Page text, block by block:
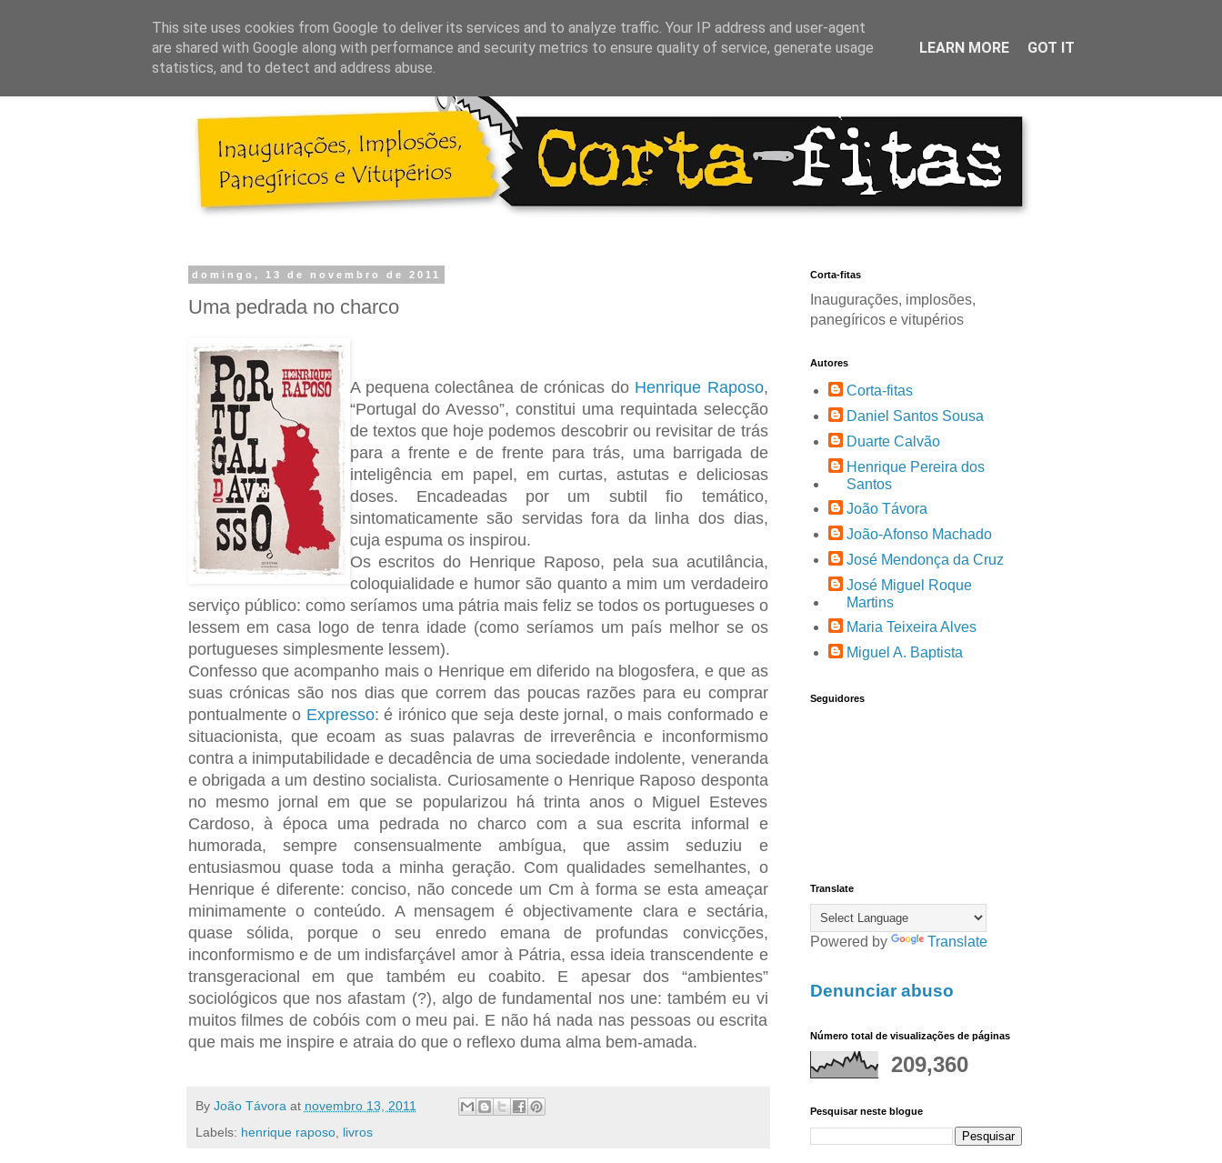
domingo, 13 de novembro de 2011
Uma pedrada no charco
A pequena colectânea de crónicas do Henrique Raposo,
“Portugal do Avesso”, constitui uma requintada selecção
de textos que hoje podemos descobrir ou revisitar de trás
para a frente e de frente para trás, uma barrigada de
inteligência em papel, em curtas, astutas e deliciosas
doses. Encadeadas por um subtil fio temático,
sintomaticamente são servidas fora da linha dos dias,
cuja espuma os inspirou.
Os escritos do Henrique Raposo, pela sua acutilância,
coloquialidade e humor são quanto a mim um verdadeiro
serviço público: como seríamos uma pátria mais feliz se todos os portugueses o
lessem em casa logo de tenra idade (como seríamos um país melhor se os
portugueses simplesmente lessem).
Confesso que acompanho mais o Henrique em diferido na blogosfera, e que as
suas crónicas são nos dias que correm das poucas razões para eu comprar
pontualmente o Expresso: é irónico que seja deste jornal, o mais conformado e
situacionista, que ecoam as suas palavras de irreverência e inconformismo
contra a inimputabilidade e decadência de uma sociedade indolente, veneranda
e obrigada a um destino socialista. Curiosamente o Henrique Raposo desponta
no mesmo jornal em que se popularizou há trinta anos o Miguel Esteves
Cardoso, à época uma pedrada no charco com a sua escrita informal e
humorada, sempre consensualmente ambígua, que assim seduziu e
entusiasmou quase toda a minha geração. Com qualidades semelhantes, o
Henrique é diferente: conciso, não concede um Cm à forma se esta ameaçar
minimamente o conteúdo. A mensagem é objectivamente clara e sectária,
quase sólida, porque o seu enredo emana de profundas convicções,
inconformismo e de um indisfarçável amor à Pátria, essa ideia transcendente e
transgeracional em que também eu coabito. E apesar dos “ambientes”
sociológicos que nos afastam (?), algo de fundamental nos une: também eu vi
muitos filmes de cobóis com o meu pai. E não há nada nas pessoas ou escrita
que mais me inspire e atraia do que o reflexo duma alma bem-amada.
By João Távora at novembro 13, 2011
Labels: henrique raposo, livros
Corta-fitas
Inaugurações, implosões,
panegíricos e vitupérios
Autores
Corta-fitas
Daniel Santos Sousa
Duarte Calvão
Henrique Pereira dos
Santos
João Távora
João-Afonso Machado
José Mendonça da Cruz
José Miguel Roque
Martins
Maria Teixeira Alves
Miguel A. Baptista
Seguidores
Translate
Powered by Translate
Denunciar abuso
Número total de visualizações de páginas
209,360
Pesquisar neste blogue
This site uses cookies from Google to deliver its services and to analyze traffic. Your IP address and user-agent
are shared with Google along with performance and security metrics to ensure quality of service, generate usage
statistics, and to detect and address abuse.
LEARN MORE GOT IT